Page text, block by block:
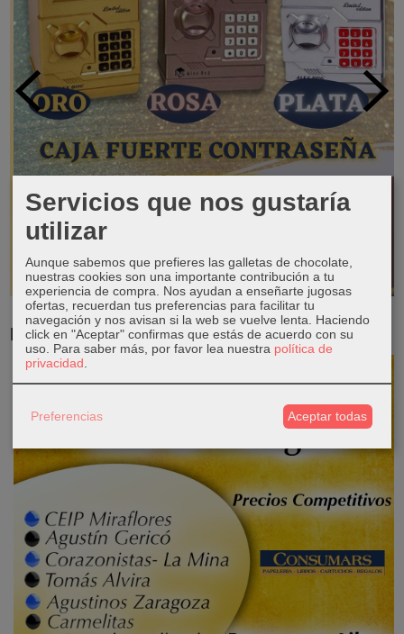
RESERVA TUS LIBROS DE TEXTO
Servicios que nos gustaría
utilizar
Aunque sabemos que prefieres las galletas de chocolate,
nuestras cookies son una importante contribución a tu
experiencia de compra. Nos ayudan a enseñarte jugosas
ofertas, recuerdan tus preferencias para facilitar tu
navegación y nos avisan si la web se vuelve lenta. Haciendo
click en "Aceptar" confirmas que estás de acuerdo con su
uso. Para saber más, por favor lea nuestra política de
privacidad
Preferencias Aceptar todas